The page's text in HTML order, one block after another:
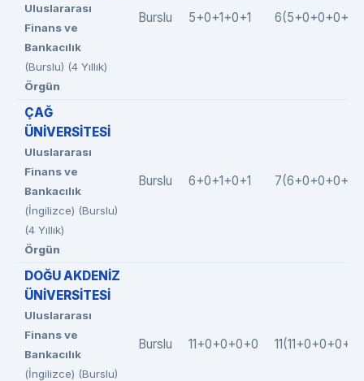
Uluslararası
Finans ve
Bankacılık
(Burslu) (4 Yıllık)
Örgün
Burslu 5+0+1+0+1 6(5+0+0+0+1)
ÇAĞ
ÜNİVERSİTESİ
Uluslararası
Finans ve
Bankacılık
(İngilizce) (Burslu)
(4 Yıllık)
Örgün
Burslu 6+0+1+0+1 7(6+0+0+0+1)
DOĞU AKDENİZ
ÜNİVERSİTESİ
Uluslararası
Finans ve
Bankacılık
(İngilizce) (Burslu)
Burslu 11+0+0+0+0 11(11+0+0+0+0)